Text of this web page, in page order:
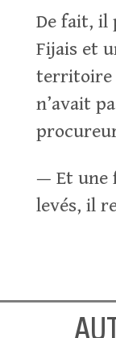
De fait, il
Fijais et
territoire
n’avait
— Et une
levés, il